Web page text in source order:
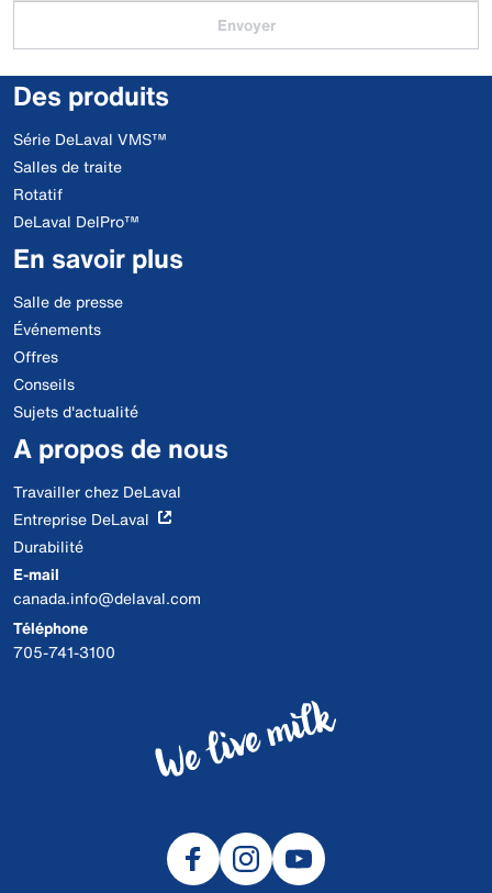
Envoyer
Des produits
Série DeLaval VMS™
Salles de traite
Rotatif
DeLaval DelPro™
En savoir plus
Salle de presse
Événements
Offres
Conseils
Sujets d'actualité
A propos de nous
Travailler chez DeLaval
Entreprise DeLaval
Durabilité
E-mail
canada.info@delaval.com
Téléphone
705-741-3100